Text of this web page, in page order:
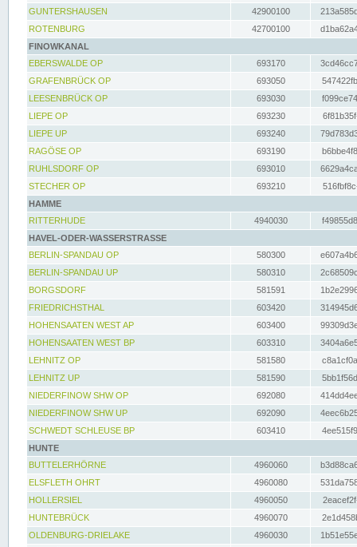
GUNTERSHAUSEN
42900100
ROTENBURG
42700100
FINOWKANAL
EBERSWALDE OP
693170
GRAFENBRÜCK OP
693050
LEESENBRÜCK OP
693030
LIEPE OP
693230
LIEPE UP
693240
RAGÖSE OP
693190
RUHLSDORF OP
693010
STECHER OP
693210
HAMME
RITTERHUDE
4940030
HAVEL-ODER-WASSERSTRASSE
BERLIN-SPANDAU OP
580300
BERLIN-SPANDAU UP
580310
BORGSDORF
581591
FRIEDRICHSTHAL
603420
HOHENSAATEN WEST AP
603400
HOHENSAATEN WEST BP
603310
LEHNITZ OP
581580
LEHNITZ UP
581590
NIEDERFINOW SHW OP
692080
NIEDERFINOW SHW UP
692090
SCHWEDT SCHLEUSE BP
603410
HUNTE
BUTTELERHÖRNE
4960060
ELSFLETH OHRT
4960080
HOLLERSIEL
4960050
HUNTEBRÜCK
4960070
OLDENBURG-DRIELAKE
4960030